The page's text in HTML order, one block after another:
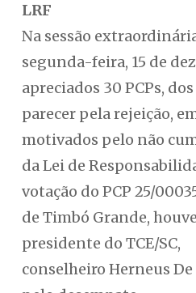
LRF
Na sessão
segunda-feira, 15 de
apreciados 30 PCPs,
parecer pela rejeição,
motivados pelo não
da Lei de
votação do PCP 25/
de Timbó Grande,
presidente do TCE/SC,
conselheiro Herneus